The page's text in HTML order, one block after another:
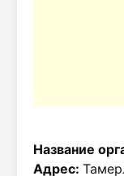
Название
Адрес: